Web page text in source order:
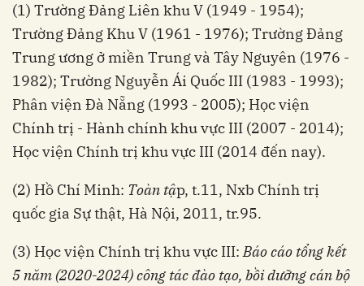
(1) Trường Đảng Liên khu V (1949 - 1954);
Trường Đảng Khu V (1961 - 1976); Trường Đảng
Trung ương ở miền Trung và Tây Nguyên (1976 -
1982); Trường Nguyễn Ái Quốc III (1983 - 1993);
Phân viện Đà Nẵng (1993 - 2005); Học viện
Chính trị - Hành chính khu vực III (2007 - 2014);
Học viện Chính trị khu vực III (2014 đến nay).
(2) Hồ Chí Minh: Toàn tập, t.11, Nxb Chính trị
quốc gia Sự thật, Hà Nội, 2011, tr.95.
(3) Học viện Chính trị khu vực III:Báo cáo tổng kết
5 năm (2020-2024) công tác đào tạo, bồi dưỡng cán bộ